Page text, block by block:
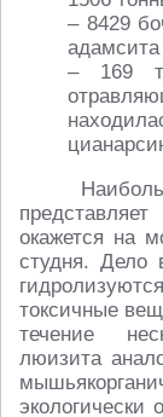
– 8429
– 169
представляет
окажется на
студня. Дело
токсичные
течение
люизита
экологически